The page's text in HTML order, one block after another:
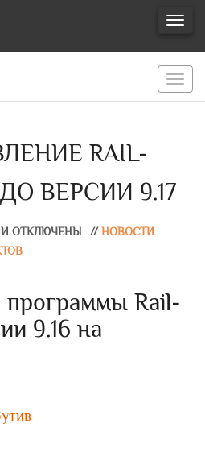
RAIL-
ВЕРСИИ 9.17
ОТКЛЮЧЕНЫ // НОВОСТИ
Rail-
9.16 на